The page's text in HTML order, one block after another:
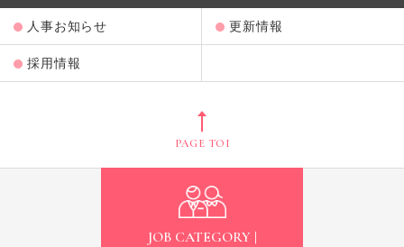
人事お知らせ 更新情報
採用情報
JOB CATEGORY |
PAGE TOP